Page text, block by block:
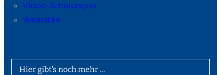
Video-Schulungen
Wearable
Hier gibt’s noch mehr …